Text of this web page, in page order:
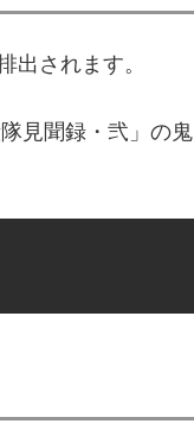
出されます。
見聞録・弐」の鬼